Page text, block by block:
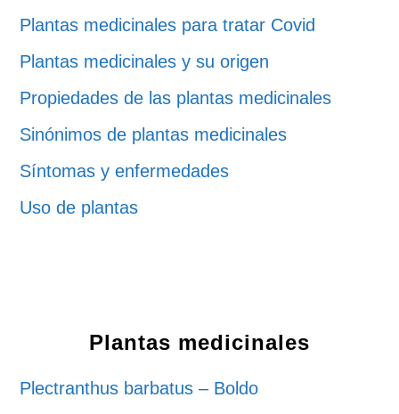
Plantas medicinales para tratar Covid
Plantas medicinales y su origen
Propiedades de las plantas medicinales
Sinónimos de plantas medicinales
Síntomas y enfermedades
Uso de plantas
Plantas medicinales
Plectranthus barbatus – Boldo